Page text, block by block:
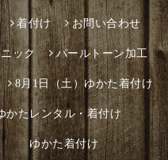
着付け お問い合わせ
ック パールトーン加工
8月1日（土）ゆかた着付け
ンタル・着付け
ゆかた着付け